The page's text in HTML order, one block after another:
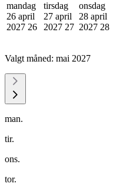
mandag
26 april
2027 26
tirsdag
27 april
2027 27
onsdag
28 april
2027 28
Valgt måned: mai 2027
man.
tir.
ons.
tor.